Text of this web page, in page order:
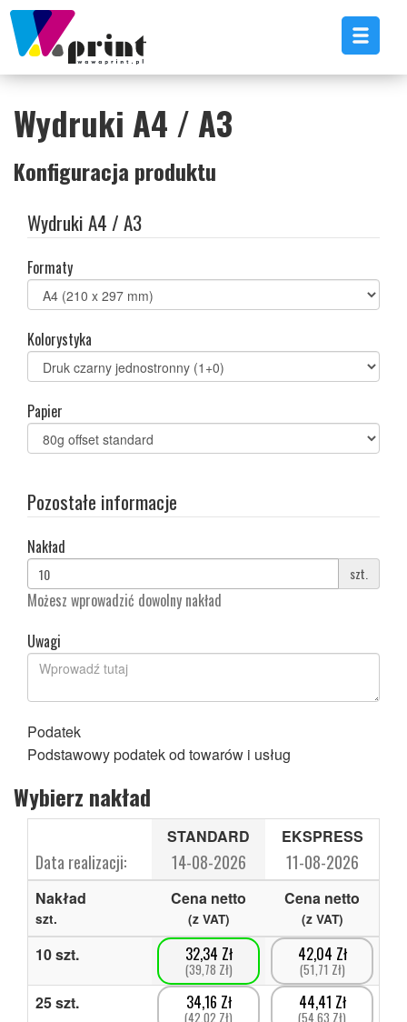
Wydruki A4 / A3
Konfiguracja produktu
Wydruki A4 / A3
Formaty
Kolorystyka
Papier
Pozostałe informacje
Nakład
szt.
Możesz wprowadzić dowolny nakład
Uwagi
Podatek
Podstawowy podatek od towarów i usług
Wybierz nakład
Data realizacji:
STANDARD
14-08-2026
EKSPRESS
11-08-2026
Nakład
szt.
Cena netto
(z VAT)
Cena netto
(z VAT)
10szt. 32,34 Zł
(39,78 Zł)
42,04 Zł
(51,71 Zł)
25szt. 34,16 Zł
(42,02 Zł)
44,41 Zł
(54,63 Zł)